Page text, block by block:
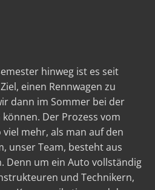
hinweg ist es seit
einen Rennwagen zu
dann im Sommer bei der
Der Prozess vom
mehr, als man auf den
unser Team, besteht aus
Denn um ein Auto vollständig
und Technikern,